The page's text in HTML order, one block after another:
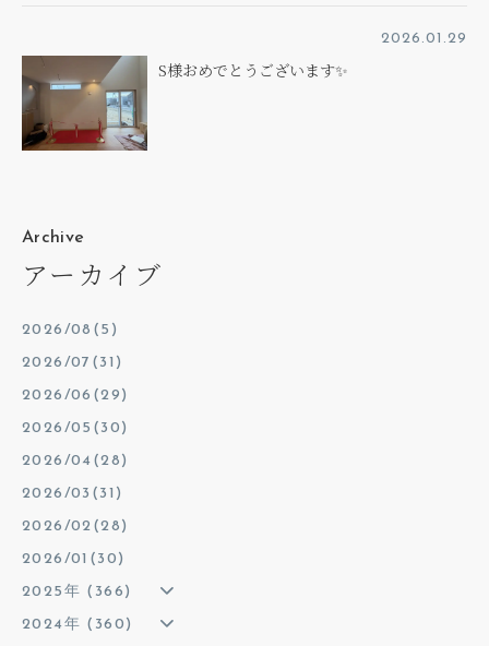
2026.01.29
S様おめでとうございます✨
Archive
アーカイブ
2026/08(5)
2026/07(31)
2026/06(29)
2026/05(30)
2026/04(28)
2026/03(31)
2026/02(28)
2026/01(30)
2025年 (366)
2024年 (360)